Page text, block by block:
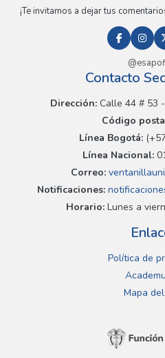
¡Te invitamos a dejar tus
Contacto
Dirección:Calle 44 # 53 -
Código
Línea Bogotá:
Línea Nacional:
Correo:
Notificaciones:
Horario:Lunes a
Política de
Mapa